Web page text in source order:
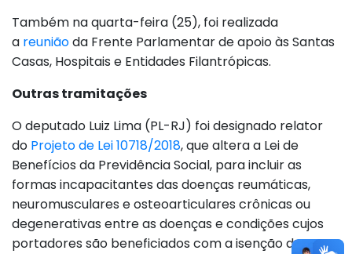
Também na quarta-feira (25), foi realizada
a reuniãoda Frente Parlamentar de apoio às Santas
Casas, Hospitais e Entidades Filantrópicas.
Outras tramitações
O deputado Luiz Lima (PL-RJ) foi designado relator
do Projeto de Lei 10718/2018, que altera a Lei de
Benefícios da Previdência Social, para incluir as
formas incapacitantes das doenças reumáticas,
neuromusculares e osteoarticulares crônicas ou
degenerativas entre as doenças e condições cujos
portadores são beneficiados com a isenção do